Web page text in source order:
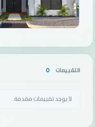
التقييمات 0
لا يوجد تقييمات مقدمة.